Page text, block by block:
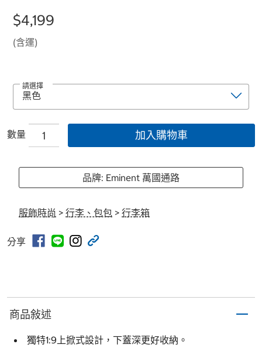
$4,199
(含運)
請選擇
數量 加入購物車
品牌: Eminent 萬國通路
服飾時尚 > 行李、包包 > 行李箱
分享
商品敍述
獨特1:9上掀式設計，下蓋深更好收納。